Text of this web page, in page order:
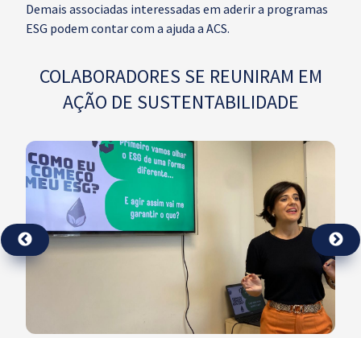
Demais associadas interessadas em aderir a programas
ESG podem contar com a ajuda a ACS.
COLABORADORES SE REUNIRAM EM
AÇÃO DE SUSTENTABILIDADE